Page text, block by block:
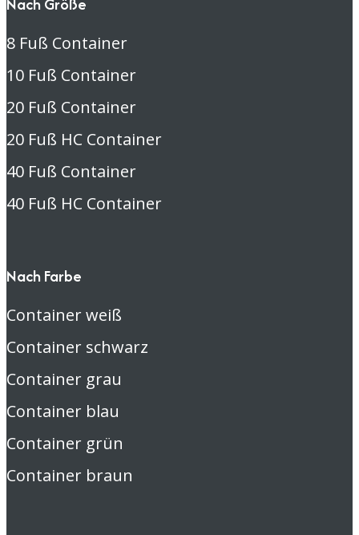
8 Fuß Container
10 Fuß Container
20 Fuß Container
20 Fuß HC Container
40 Fuß Container
40 Fuß HC Container
Nach Farbe
Container weiß
Container schwarz
Container grau
Container blau
Container grün
Container braun